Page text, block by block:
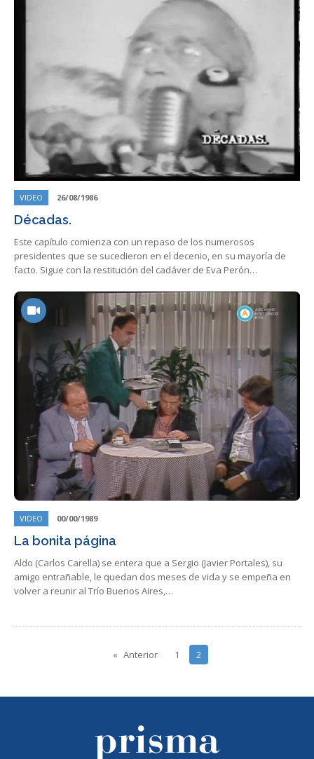
VIDEO 26/08/1986
Décadas.
Este capítulo comienza con un repaso de los numerosos
presidentes que se sucedieron en el decenio, en su mayoría de
facto. Sigue con la restitución del cadáver de Eva Perón…
VIDEO 00/00/1989
La bonita página
Aldo (Carlos Carella) se entera que a Sergio (Javier Portales), su
amigo entrañable, le quedan dos meses de vida y se empeña en
volver a reunir al Trío Buenos Aires,…
Anterior 1 2